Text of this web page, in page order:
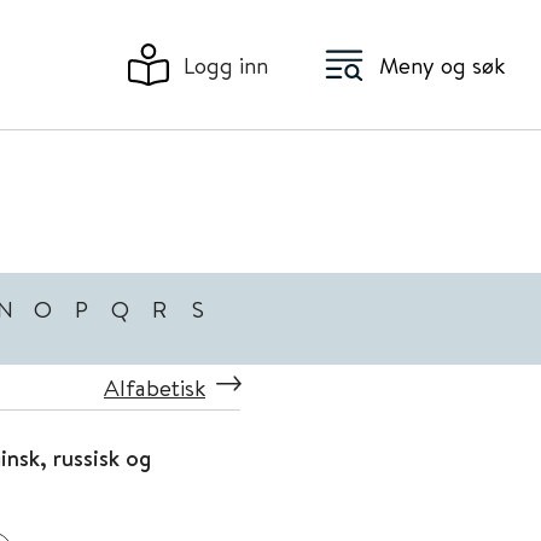
Logg inn Meny og søk
O P Q R S
Alfabetisk
russisk og